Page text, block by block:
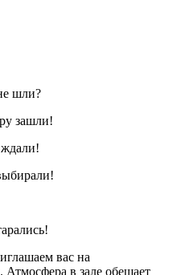
шли?
зашли!
вас на
в зале обещает